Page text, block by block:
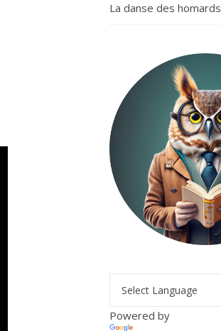
La danse des homards
Powered by